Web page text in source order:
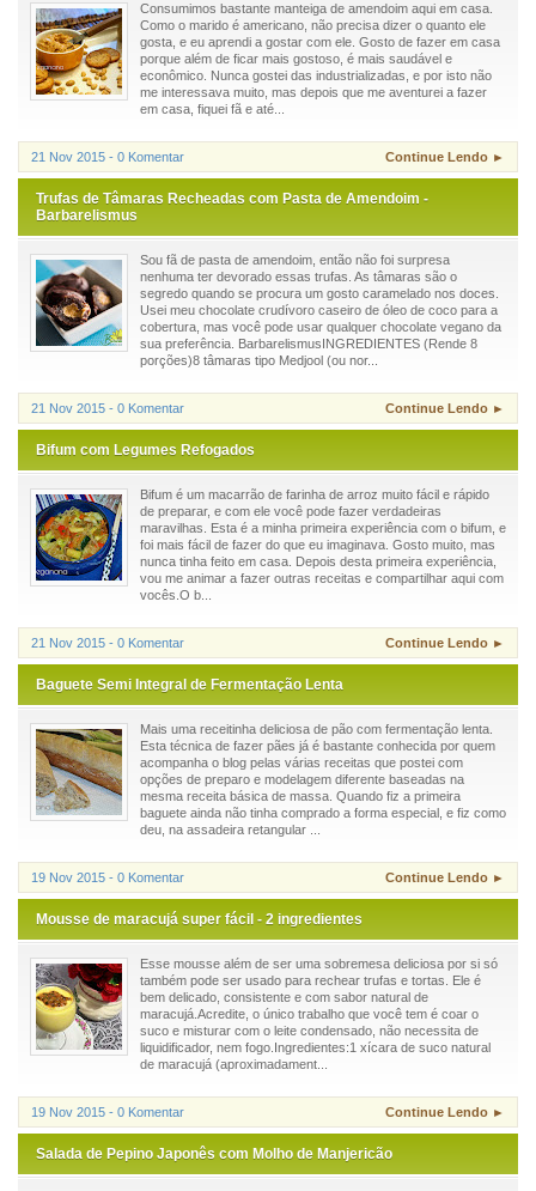
Consumimos bastante manteiga de amendoim aqui em casa.
Como o marido é americano, não precisa dizer o quanto ele
gosta, e eu aprendi a gostar com ele. Gosto de fazer em casa
porque além de ficar mais gostoso, é mais saudável e
econômico. Nunca gostei das industrializadas, e por isto não
me interessava muito, mas depois que me aventurei a fazer
em casa, fiquei fã e até...
21 Nov 2015 - 0 Komentar Continue Lendo ►
Trufas de Tâmaras Recheadas com Pasta de Amendoim -
Barbarelismus
Sou fã de pasta de amendoim, então não foi surpresa
nenhuma ter devorado essas trufas. As tâmaras são o
segredo quando se procura um gosto caramelado nos doces.
Usei meu chocolate crudívoro caseiro de óleo de coco para a
cobertura, mas você pode usar qualquer chocolate vegano da
sua preferência. BarbarelismusINGREDIENTES (Rende 8
porções)8 tâmaras tipo Medjool (ou nor...
21 Nov 2015 - 0 Komentar Continue Lendo ►
Bifum com Legumes Refogados
Bifum é um macarrão de farinha de arroz muito fácil e rápido
de preparar, e com ele você pode fazer verdadeiras
maravilhas. Esta é a minha primeira experiência com o bifum, e
foi mais fácil de fazer do que eu imaginava. Gosto muito, mas
nunca tinha feito em casa. Depois desta primeira experiência,
vou me animar a fazer outras receitas e compartilhar aqui com
vocês.O b...
21 Nov 2015 - 0 Komentar Continue Lendo ►
Baguete Semi Integral de Fermentação Lenta
Mais uma receitinha deliciosa de pão com fermentação lenta.
Esta técnica de fazer pães já é bastante conhecida por quem
acompanha o blog pelas várias receitas que postei com
opções de preparo e modelagem diferente baseadas na
mesma receita básica de massa. Quando fiz a primeira
baguete ainda não tinha comprado a forma especial, e fiz como
deu, na assadeira retangular ...
19 Nov 2015 - 0 Komentar Continue Lendo ►
Mousse de maracujá super fácil - 2 ingredientes
Esse mousse além de ser uma sobremesa deliciosa por si só
também pode ser usado para rechear trufas e tortas. Ele é
bem delicado, consistente e com sabor natural de
maracujá.Acredite, o único trabalho que você tem é coar o
suco e misturar com o leite condensado, não necessita de
liquidificador, nem fogo.Ingredientes:1 xícara de suco natural
de maracujá (aproximadament...
19 Nov 2015 - 0 Komentar Continue Lendo ►
Salada de Pepino Japonês com Molho de Manjericão